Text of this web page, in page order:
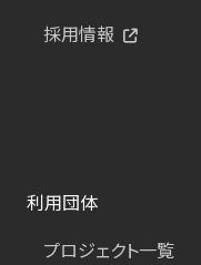
採用情報
利用団体
プロジェクト一覧